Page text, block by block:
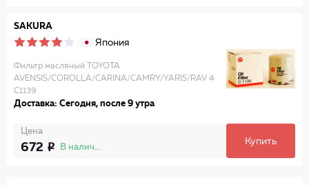
SAKURA
Япония
Фильтр масляный TOYOTA
AVENSIS/COROLLA/CARINA/CAMRY/YARIS/RAV 4
C1139
Доставка: Сегодня, после 9 утра
Цена
672 В наличии
Купить